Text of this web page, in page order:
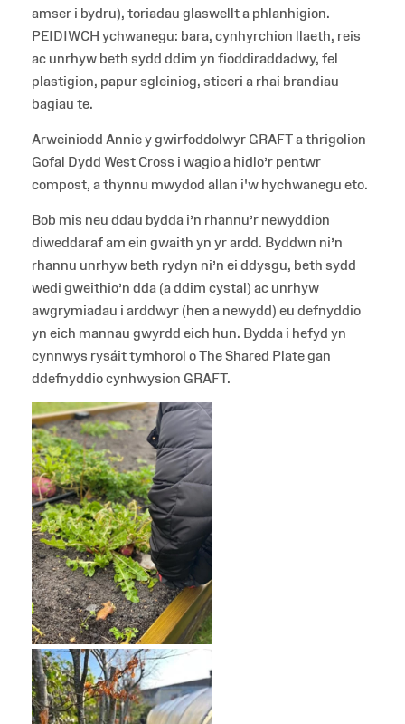
amser i bydru), toriadau glaswellt a phlanhigion.
PEIDIWCH ychwanegu: bara, cynhyrchion llaeth, reis
ac unrhyw beth sydd ddim yn fioddiraddadwy, fel
plastigion, papur sgleiniog, sticeri a rhai brandiau
bagiau te.
Arweiniodd Annie y gwirfoddolwyr GRAFT a thrigolion
Gofal Dydd West Cross i wagio a hidlo’r pentwr
compost, a thynnu mwydod allan i'w hychwanegu eto.
Bob mis neu ddau bydda i’n rhannu’r newyddion
diweddaraf am ein gwaith yn yr ardd. Byddwn ni’n
rhannu unrhyw beth rydyn ni’n ei ddysgu, beth sydd
wedi gweithio’n dda (a ddim cystal) ac unrhyw
awgrymiadau i arddwyr (hen a newydd) eu defnyddio
yn eich mannau gwyrdd eich hun. Bydda i hefyd yn
cynnwys rysáit tymhorol o The Shared Plate gan
ddefnyddio cynhwysion GRAFT.